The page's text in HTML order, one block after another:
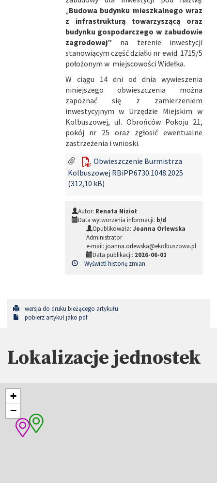
„Budowa budynku mieszkalnego wraz
z infrastrukturą towarzyszącą oraz
budynku gospodarczego w zabudowie
zagrodowej” na terenie inwestycji
stanowiącym część działki nr ewid. 1715/5
położonym w miejscowości Widełka.
W ciągu 14 dni od dnia wywieszenia
niniejszego obwieszczenia można
zapoznać się z zamierzeniem
inwestycyjnym w Urzędzie Miejskim w
Kolbuszowej, ul. Obrońców Pokoju 21,
pokój nr 25 oraz zgłosić ewentualne
zastrzeżenia i wnioski.
Obwieszczenie Burmistrza
Kolbuszowej RBiPP.6730.1048.2025
(312,10 kB)
Autor: Renata Nizioł
Data wytworzenia informacji: b/d
Opublikowała: Joanna Orlewska
Administrator
e-mail: joanna.orlewska@ekolbuszowa.pl
Data publikacji: 2026-06-01
Wyświetl historię zmian
wersja do druku bieżącego artykułu
pobierz artykuł jako pdf
Lokalizacje jednostek
+
−